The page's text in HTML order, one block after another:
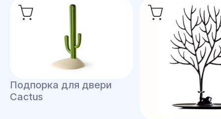
Подпорка для двери
Cactus